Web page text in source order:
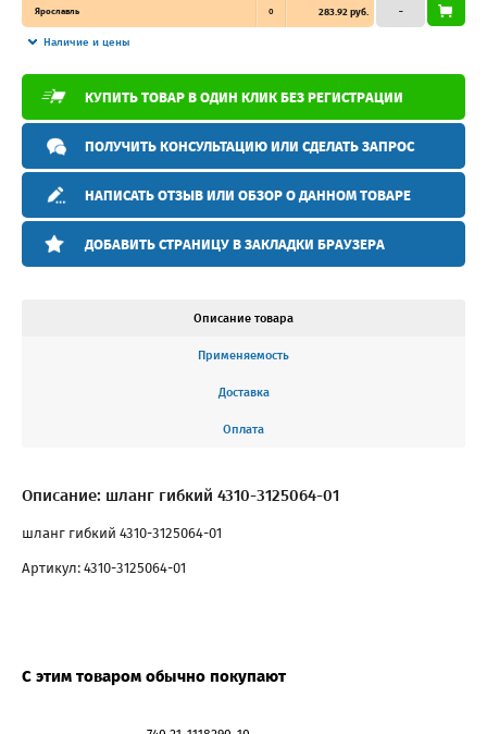
Ярославль 0 283.92 руб.
Наличие и цены
–
КУПИТЬ ТОВАР В ОДИН КЛИК БЕЗ РЕГИСТРАЦИИ
ПОЛУЧИТЬ КОНСУЛЬТАЦИЮ ИЛИ СДЕЛАТЬ ЗАПРОС
НАПИСАТЬ ОТЗЫВ ИЛИ ОБЗОР О ДАННОМ ТОВАРЕ
ДОБАВИТЬ СТРАНИЦУ В ЗАКЛАДКИ БРАУЗЕРА
Описание товара
Применяемость
Доставка
Оплата
Описание: шланг гибкий 4310-3125064-01
шланг гибкий 4310-3125064-01
Артикул: 4310-3125064-01
С этим товаром обычно покупают